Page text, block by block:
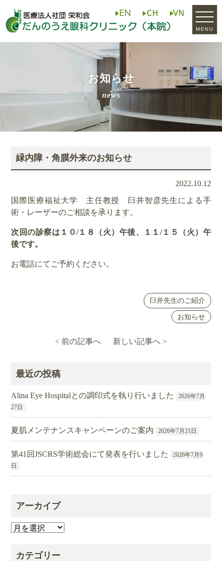
MENU
お知らせ
news
緑内障・角膜外来のお知らせ
2022.10.12
国際医療福祉大学 主任教授 臼井智彦先生による手
術・レーザーのご相談を承ります。
次回の診察は１０/１８（火）午後、１１/１５（火）午
後です。
お電話にてご予約ください。
臼井先生のご紹介
お知らせ
< 前の記事へ 新しい記事へ >
最近の投稿
Alina Eye Hospitalとの調印式を執り行いました
2026年7月
27日
夏肌メンテナンスキャンペーンのご案内 2026年7月21日
第41回JSCRS学術総会にて発表を行いました
2026年7月9
日
アーカイブ
ア
カテゴリー